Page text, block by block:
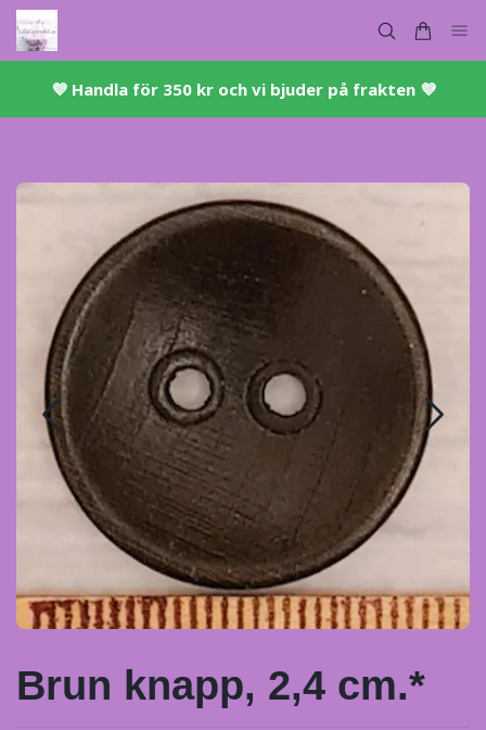
💜 ​Handla för 350 kr och vi bjuder på frakten 💜​
Brun knapp, 2,4 cm.*